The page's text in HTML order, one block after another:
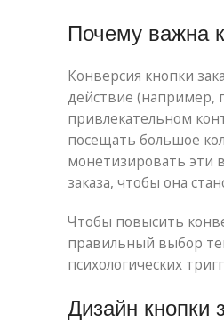
Почему важна
Конверсия кнопки
действие (например,
привлекательном
посещать большое
монетизировать эти
заказа, чтобы она
Чтобы повысить
правильный выбор
психологических
Дизайн кнопки